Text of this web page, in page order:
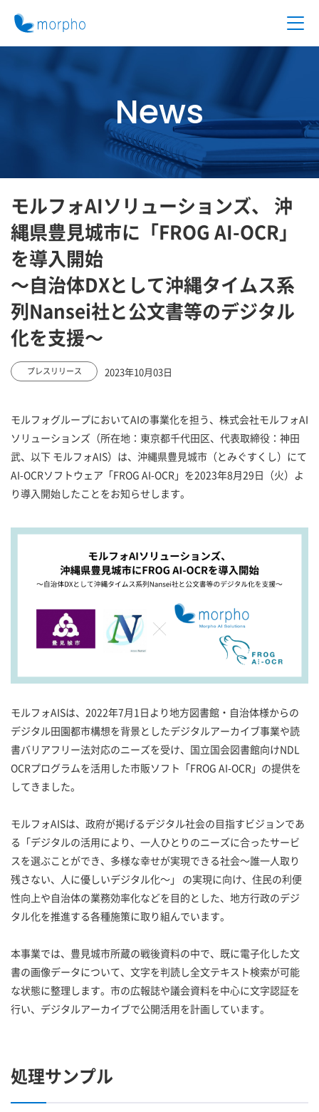
News
モルフォAIソリューションズ、 沖
縄県豊見城市に「FROG AI-OCR」
を導入開始
～自治体DXとして沖縄タイムス系
列Nansei社と公文書等のデジタル
化を支援～
プレスリリース 2023年10月03日
モルフォグループにおいてAIの事業化を担う、株式会社モルフォAI
ソリューションズ（所在地：東京都千代田区、代表取締役：神田
武、以下 モルフォAIS）は、沖縄県豊見城市（とみぐすくし）にて
AI-OCRソフトウェア「FROG AI-OCR」を2023年8月29日（火）よ
り導入開始したことをお知らせします。
モルフォAISは、2022年7月1日より地方図書館・自治体様からの
デジタル田園都市構想を背景としたデジタルアーカイブ事業や読
書バリアフリー法対応のニーズを受け、国立国会図書館向けNDL
OCRプログラムを活用した市販ソフト「FROG AI-OCR」の提供を
してきました。
モルフォAISは、政府が掲げるデジタル社会の目指すビジョンであ
る「デジタルの活用により、一人ひとりのニーズに合ったサービ
スを選ぶことができ、多様な幸せが実現できる社会～誰一人取り
残さない、人に優しいデジタル化～」 の実現に向け、住民の利便
性向上や自治体の業務効率化などを目的とした、地方行政のデジ
タル化を推進する各種施策に取り組んでいます。
本事業では、豊見城市所蔵の戦後資料の中で、既に電子化した文
書の画像データについて、文字を判読し全文テキスト検索が可能
な状態に整理します。市の広報誌や議会資料を中心に文字認証を
行い、デジタルアーカイブで公開活用を計画しています。
処理サンプル